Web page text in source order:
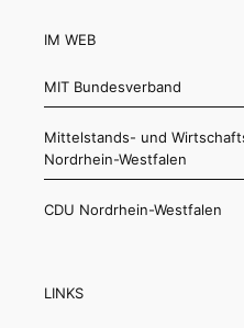
IM WEB
MIT Bundesverband
Mittelstands- und
Nordrhein-Westfalen
CDU Nordrhein-Westfalen
LINKS